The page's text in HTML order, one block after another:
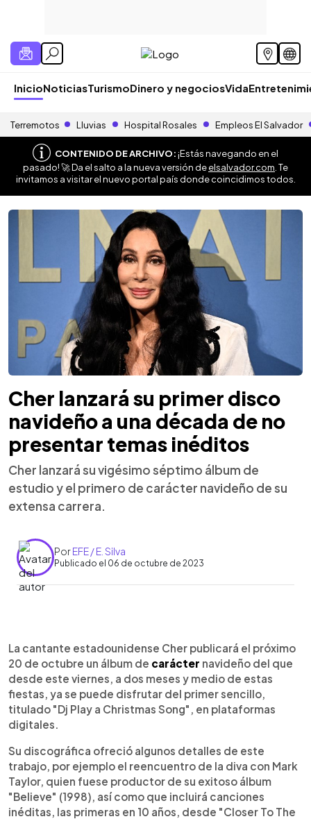
InicioNoticiasTurismoDinero y negociosVida
Terremotos Lluvias Hospital Rosales Empleos El Salvador
CONTENIDO DE ARCHIVO:¡Estás navegando en el
pasado! 🚀 Da el salto a la nueva versión deelsalvador.com . Te
invitamos a visitar el nuevo portal país donde coincidimos todos.
Cher lanzará su primer disco
navideño a una década de no
presentar temas inéditos
Cher lanzará su vigésimo séptimo álbum de
estudio y el primero de carácter navideño de su
extensa carrera.
PorEFE / E. Silva
Publicado el 06 de octubre de 2023
Escuchar artículo
La cantante estadounidense Cher publicará el próximo
20 de octubre un álbum de carácter navideño del que
desde este viernes, a dos meses y medio de estas
fiestas, ya se puede disfrutar del primer sencillo,
titulado "Dj Play a Christmas Song", en plataformas
digitales.
Su discográfica ofreció algunos detalles de este
trabajo, por ejemplo el reencuentro de la diva con Mark
Taylor, quien fuese productor de su exitoso álbum
"Believe" (1998), así como que incluirá canciones
inéditas, las primeras en 10 años, desde "Closer To The